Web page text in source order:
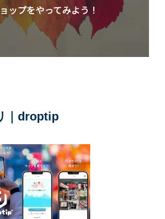
｜droptip